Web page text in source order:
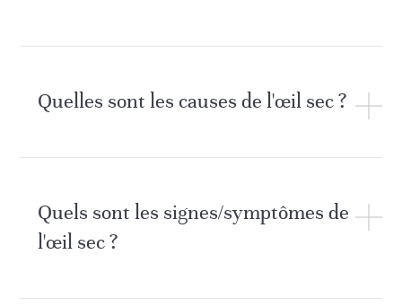
Quelles sont les causes de l'œil sec ?
Quels sont les signes/symptômes de
l'œil sec ?